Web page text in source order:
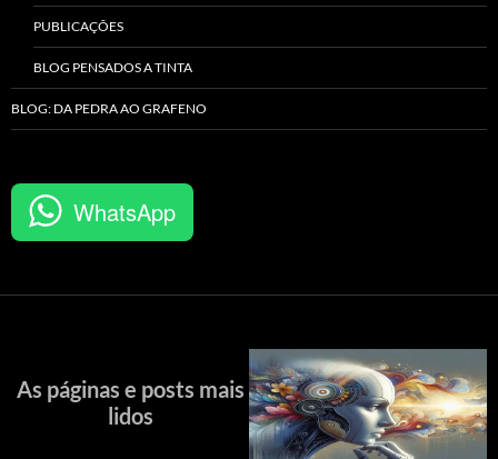
PUBLICAÇÕES
BLOG PENSADOS A TINTA
BLOG: DA PEDRA AO GRAFENO
WhatsApp
As páginas e posts mais
lidos